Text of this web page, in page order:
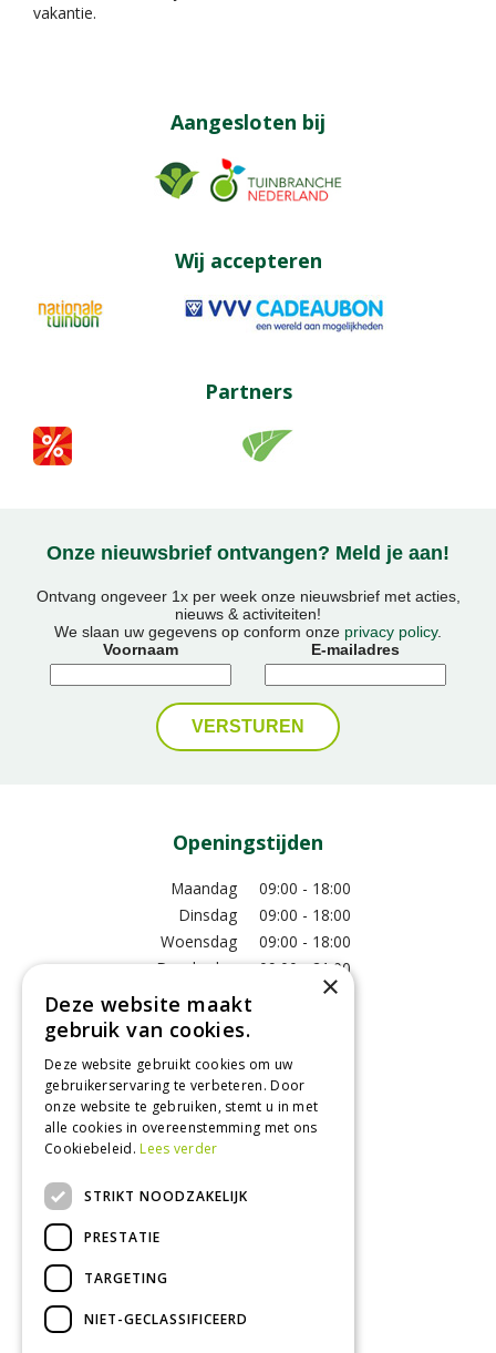
vakantie.
Aangesloten bij
Wij accepteren
Partners
Onze nieuwsbrief ontvangen? Meld je aan!
Ontvang ongeveer 1x per week onze nieuwsbrief met acties,
nieuws & activiteiten!
We slaan uw gegevens op conform onze privacy policy.
Voornaam
E-mailadres
Openingstijden
Maandag
09:00 - 18:00
Dinsdag
09:00 - 18:00
Woensdag
09:00 - 18:00
Donderdag
09:00 - 21:00
Vrijdag
09:00 - 18:00
Zaterdag
Toon alle openingstijden
Contact
GroenRijk Tuk
×
Deze website maakt
gebruik van cookies.
Deze website gebruikt cookies om uw
gebruikerservaring te verbeteren. Door
onze website te gebruiken, stemt u in met
alle cookies in overeenstemming met ons
Cookiebeleid.Lees verder
STRIKT NOODZAKELIJK
PRESTATIE
TARGETING
NIET-GECLASSIFICEERD